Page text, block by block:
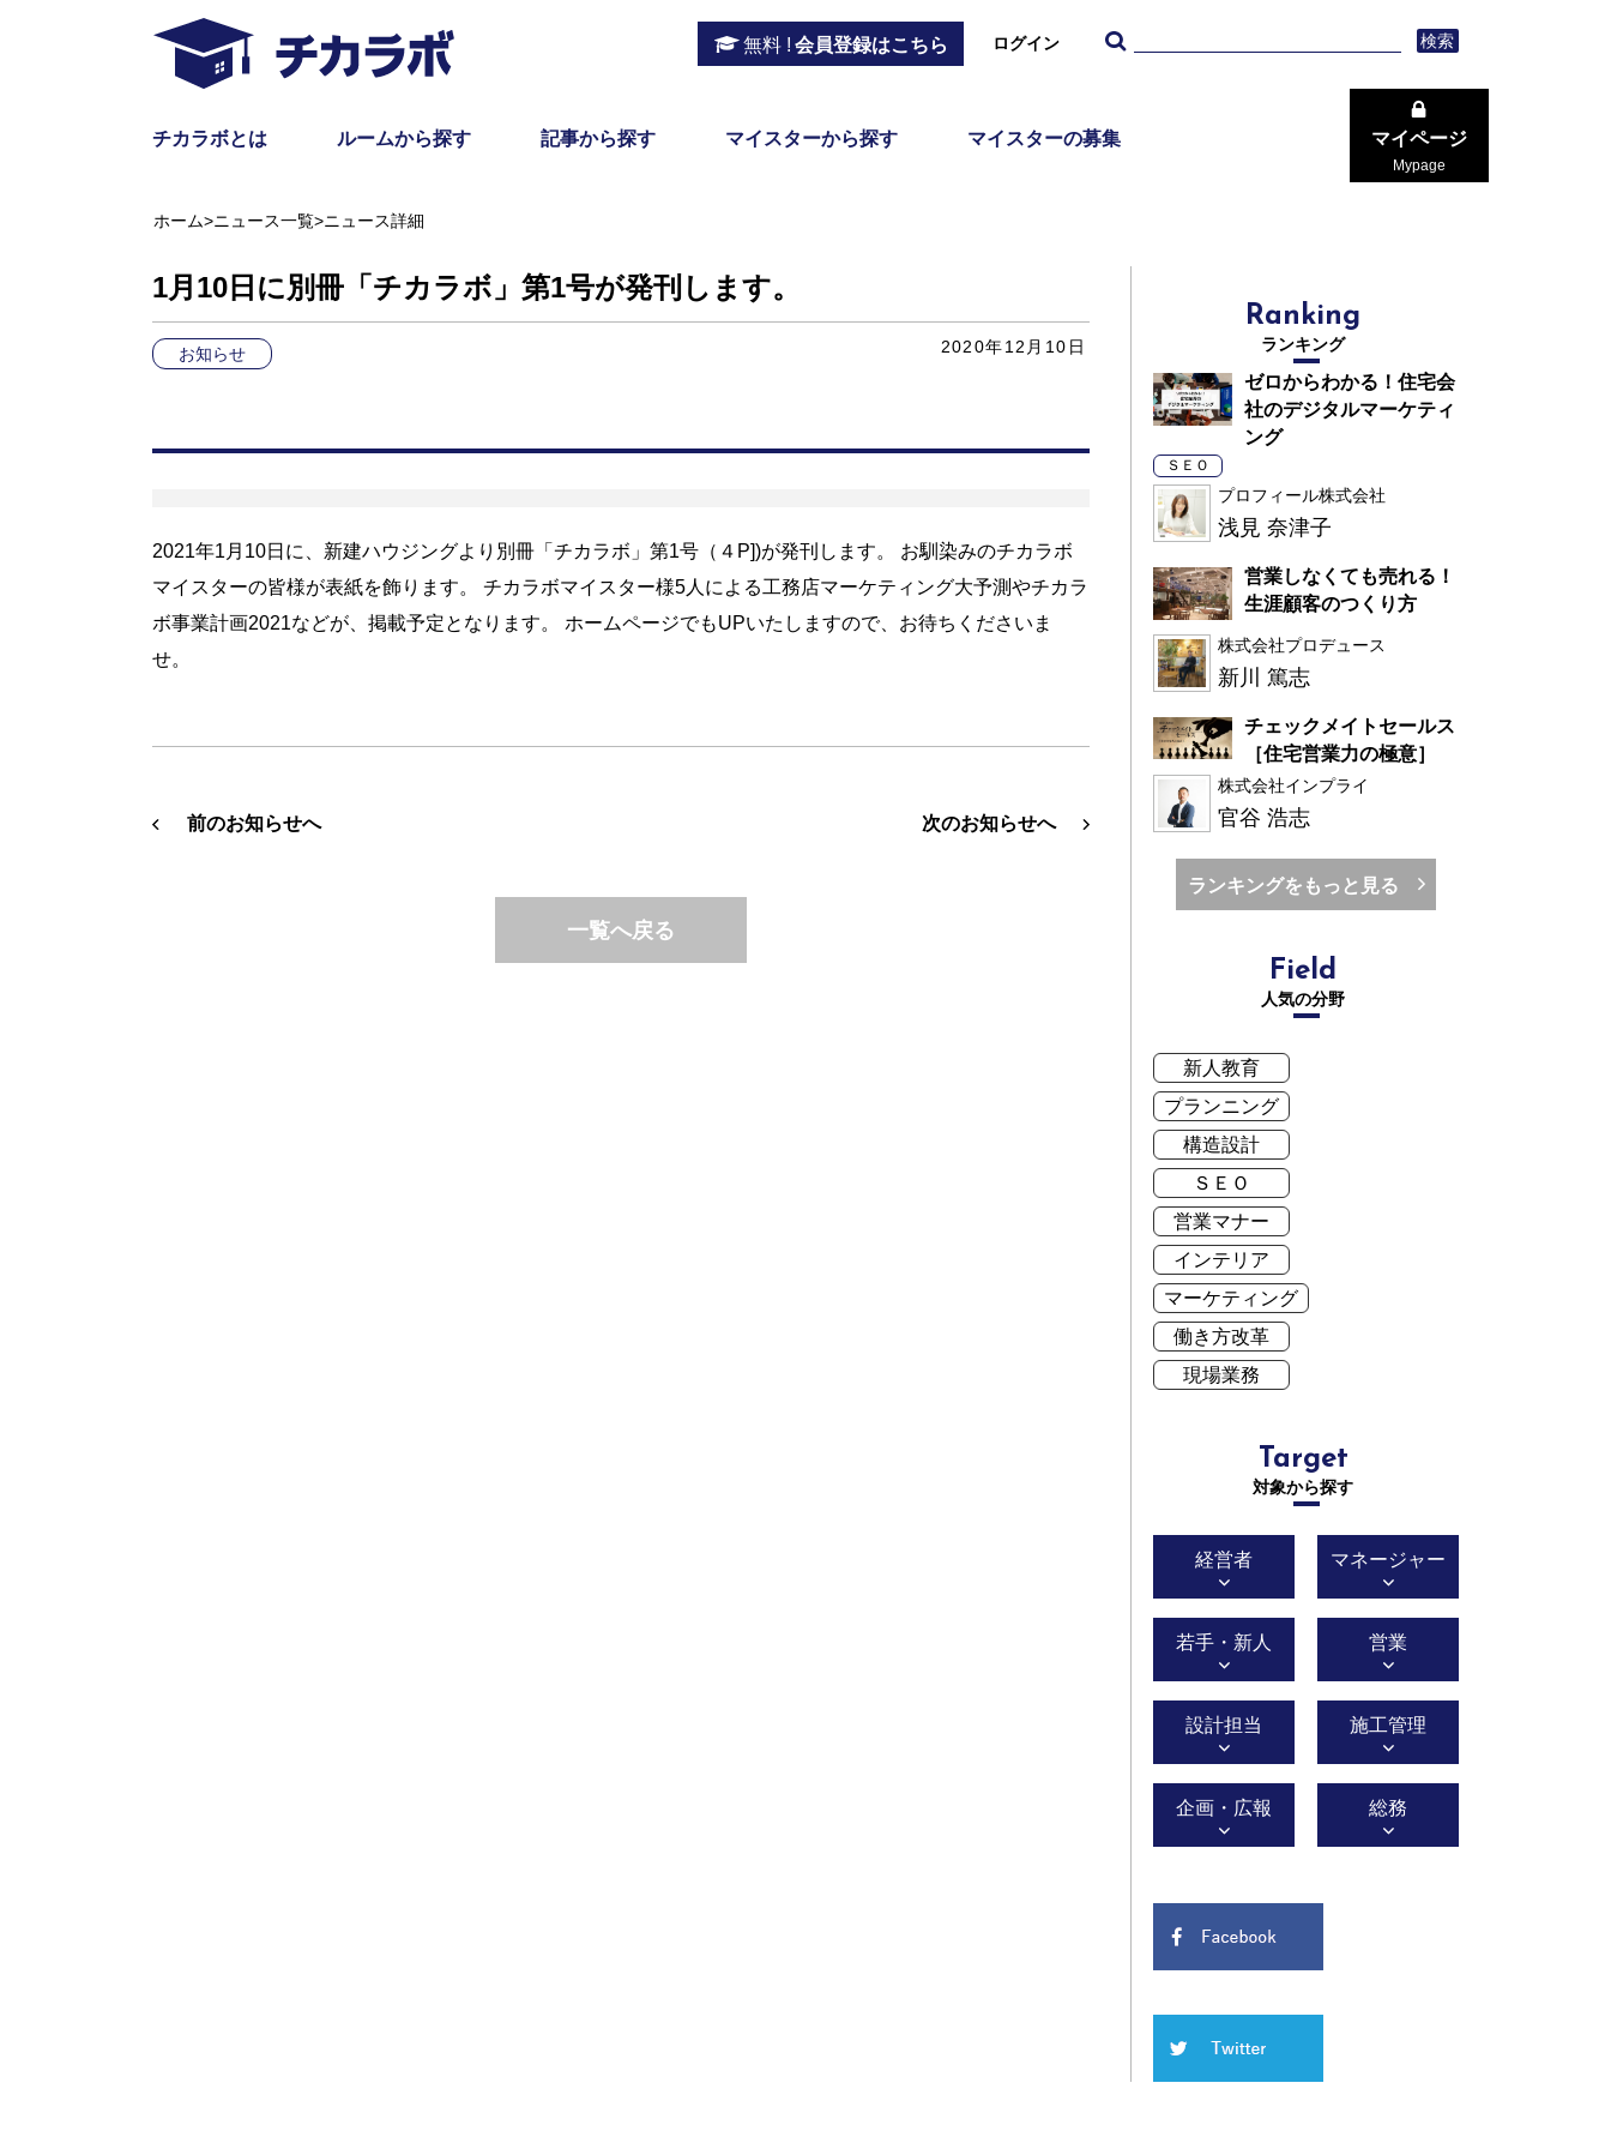
無料 ! 会員登録はこちら ログイン 検索
チカラボとは ルームから探す 記事から探す マイスターから探す マイスターの募集 マイページ
Mypage
ホーム>ニュース一覧>ニュース詳細
1月10日に別冊「チカラボ」第1号が発刊します。
お知らせ 2020年12月10日
2021年1月10日に、新建ハウジングより別冊「チカラボ」第1号（４P])が発刊します。 お馴染みのチカラボ
マイスターの皆様が表紙を飾ります。 チカラボマイスター様5人による工務店マーケティング大予測やチカラ
ボ事業計画2021などが、掲載予定となります。 ホームページでもUPいたしますので、お待ちくださいま
せ。
前のお知らせへ 次のお知らせへ
一覧へ戻る
Ranking
ランキング
ゼロからわかる！住宅会
社のデジタルマーケティ
ング
ＳＥＯ
プロフィール株式会社
浅見 奈津子
営業しなくても売れる！
生涯顧客のつくり方
株式会社プロデュース
新川 篤志
チェックメイトセールス
［住宅営業力の極意］
株式会社インプライ
官谷 浩志
ランキングをもっと見る
Field
人気の分野
新人教育
プランニング
構造設計
ＳＥＯ
営業マナー
インテリア
マーケティング
働き方改革
現場業務
Target
対象から探す
経営者 マネージャー
若手・新人 営業
設計担当 施工管理
企画・広報 総務